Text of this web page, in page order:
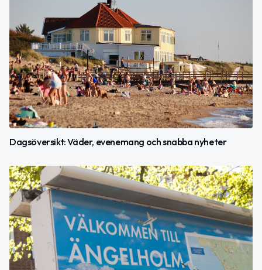
Dagsöversikt: Väder, evenemang och snabba nyheter